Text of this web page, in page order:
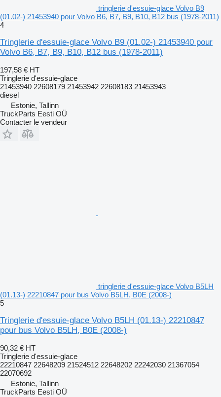
tringlerie d'essuie-glace Volvo B9
(01.02-) 21453940 pour Volvo B6, B7, B9, B10, B12 bus (1978-2011)
4
Tringlerie d'essuie-glace Volvo B9 (01.02-) 21453940 pour
Volvo B6, B7, B9, B10, B12 bus (1978-2011)
197,58 € HT
Tringlerie d'essuie-glace
21453940 22608179 21453942 22608183 21453943
diesel
Estonie, Tallinn
TruckParts Eesti OÜ
Contacter le vendeur
tringlerie d'essuie-glace Volvo B5LH
(01.13-) 22210847 pour bus Volvo B5LH, B0E (2008-)
5
Tringlerie d'essuie-glace Volvo B5LH (01.13-) 22210847
pour bus Volvo B5LH, B0E (2008-)
90,32 € HT
Tringlerie d'essuie-glace
22210847 22648209 21524512 22648202 22242030 21367054
22070692
Estonie, Tallinn
TruckParts Eesti OÜ